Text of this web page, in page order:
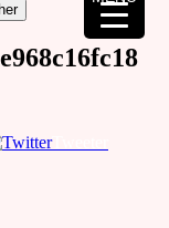
Tweeter